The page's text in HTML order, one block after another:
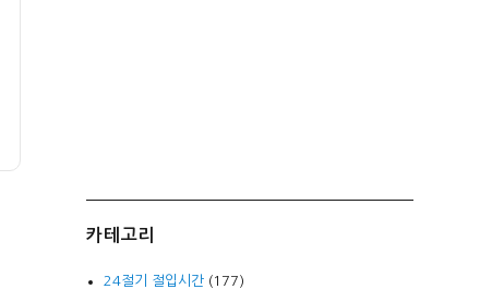
카테고리
24절기 절입시간 (177)